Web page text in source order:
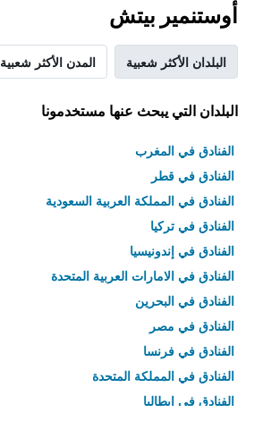
أوستنمير بيتش
البلدان الأكثر شعبية المدن الأكثر شعبية
البلدان التي يبحث عنها مستخدمونا
الفنادق في المغرب
الفنادق في قطر
الفنادق في المملكة العربية السعودية
الفنادق في تركيا
الفنادق في إندونيسيا
الفنادق في الامارات العربية المتحدة
الفنادق في البحرين
الفنادق في مصر
الفنادق في فرنسا
الفنادق في المملكة المتحدة
الفنادق في إيطاليا